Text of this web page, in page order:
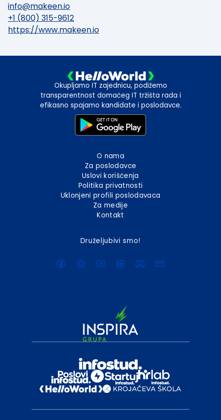
tehnološkog rešenja koje odgovara vašim zahtevima.
Oni su snažni saradnici, koji svoje kolektivno iskustvo
primenjuju na svakom projektu na kojem rade -
info@makeen.io
+1 (800) 315-9612
https://www.makeen.io
Okupljamo IT zajednicu, podižemo
transparentnost domaćeg IT tržišta rada i
efikasno spajamo kandidate i poslodavce.
O nama
Za poslodavce
Uslovi korišćenja
Politika privatnosti
Uklonjeni profili poslodavaca
Za medije
Kontakt
Druželjubivi smo!